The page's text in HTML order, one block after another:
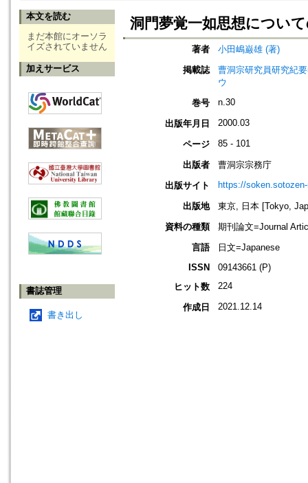
本文を読む
まだ本館にオーソラ
イズされていません
加えサービス
書誌管理
書き出し
洞門夢覚一如思想につい
著者
小田嶋巌雄 (著)
掲載誌
曹洞宗研究員研究紀
ウ
巻号
n.30
出版年月日 2000.03
ページ 85 - 101
出版者
曹洞宗宗務庁
出版サイト
https://
出版地
東京, 日本 [Tokyo,
資料の種類
期刊論文=Journal
言語
日文=Japanese
ISSN
09143661 (P)
ヒット数
224
作成日 2021.12.14